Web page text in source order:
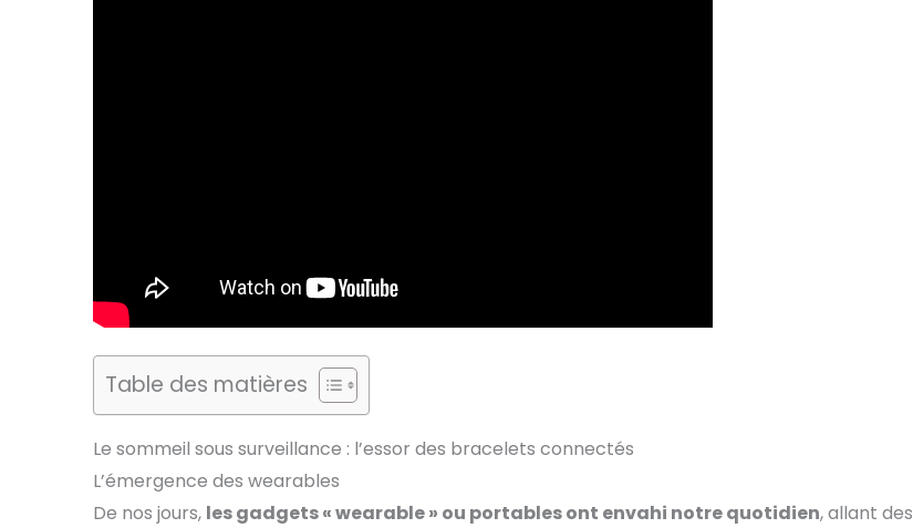
Table des matières
Le sommeil sous surveillance : l’essor des bracelets connectés
L’émergence des wearables
De nos jours, les gadgets « wearable » ou portables ont envahi notre quotidien, allant des